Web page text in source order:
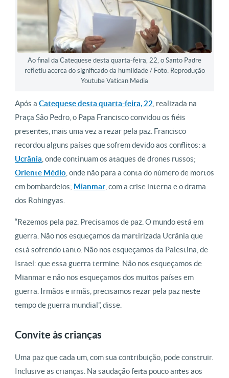
Ao final da Catequese desta quarta-feira, 22, o Santo Padre
refletiu acerca do significado da humildade / Foto: Reprodução
Youtube Vatican Media
Após a Catequese desta quarta-feira, 22 , realizada na
Praça São Pedro, o Papa Francisco convidou os fiéis
presentes, mais uma vez a rezar pela paz. Francisco
recordou alguns países que sofrem devido aos conflitos: a
Ucrânia , onde continuam os ataques de drones russos;
Oriente Médio , onde não para a conta do número de mortos
em bombardeios; Mianmar , com a crise interna e o drama
dos Rohingyas.
“Rezemos pela paz. Precisamos de paz. O mundo está em
guerra. Não nos esqueçamos da martirizada Ucrânia que
está sofrendo tanto. Não nos esqueçamos da Palestina, de
Israel: que essa guerra termine. Não nos esqueçamos de
Mianmar e não nos esqueçamos dos muitos países em
guerra. Irmãos e irmãs, precisamos rezar pela paz neste
tempo de guerra mundial”, disse.
Convite às crianças
Uma paz que cada um, com sua contribuição, pode construir.
Inclusive as crianças. Na saudação feita pouco antes aos